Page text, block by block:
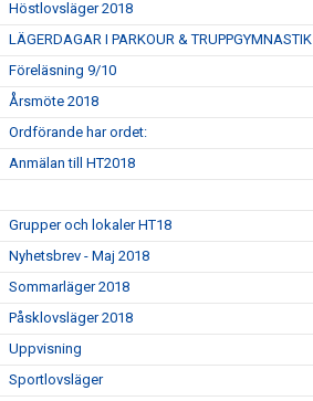
Höstlovsläger 2018
LÄGERDAGAR I PARKOUR & TRUPPGYMNASTIK
Föreläsning 9/10
Årsmöte 2018
Ordförande har ordet:
Anmälan till HT2018
Grupper och lokaler HT18
Nyhetsbrev - Maj 2018
Sommarläger 2018
Påsklovsläger 2018
Uppvisning
Sportlovsläger